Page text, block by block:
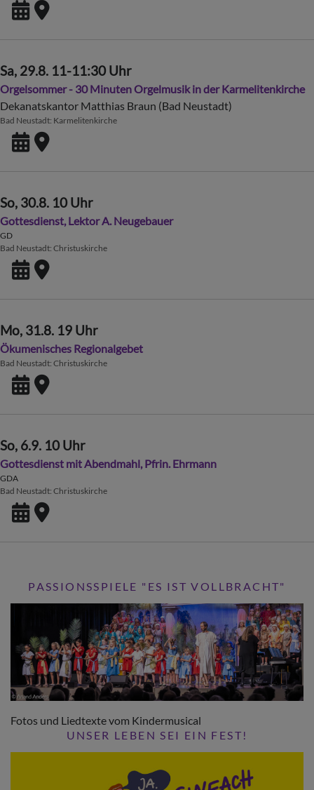
Sa, 29.8. 11-11:30 Uhr
Orgelsommer - 30 Minuten Orgelmusik in der Karmelitenkirche
Dekanatskantor Matthias Braun (Bad Neustadt)
Bad Neustadt Karmelitenkirche
So, 30.8. 10 Uhr
Gottesdienst, Lektor A. Neugebauer
GD
Bad Neustadt Christuskirche
Mo, 31.8. 19 Uhr
Ökumenisches Regionalgebet
Bad Neustadt Christuskirche
So, 6.9. 10 Uhr
Gottesdienst mit Abendmahl, Pfrin. Ehrmann
GDA
Bad Neustadt Christuskirche
PASSIONSSPIELE "ES IST VOLLBRACHT"
Fotos und Liedtexte vom Kindermusical
UNSER LEBEN SEI EIN FEST!